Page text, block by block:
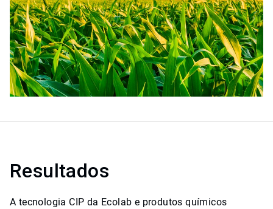
Resultados
A tecnologia CIP da Ecolab e produtos químicos